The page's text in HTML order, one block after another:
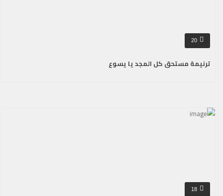
20
ترنيمة مستحق كل المجد يا يسوع
18